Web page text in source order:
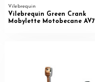
Vilebrequin
Vilebrequin Green Crank
Mobylette Motobecane AV7